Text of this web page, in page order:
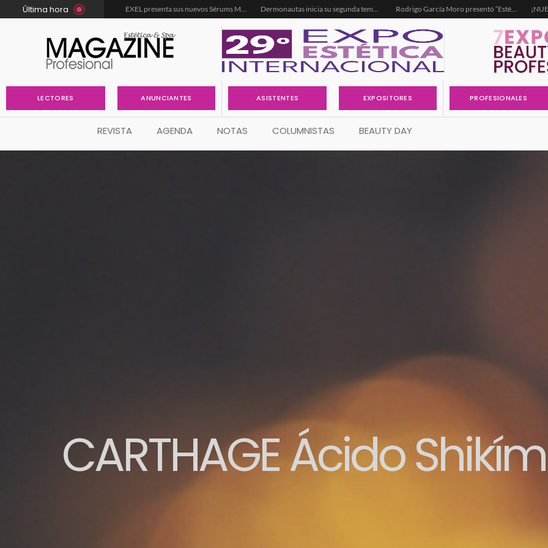
Última hora EXEL presenta sus nuevos Sérums Multibenefit Dermonautas inicia su segunda temporada Rodrigo García Moro presentó “Estética Rica, Estética Pobre”, el libro que llega para cambiar la forma de pensar el negocio de la estética
LECTORES ANUNCIANTES ASISTENTES EXPOSITORES PROFESIONALES
REVISTA AGENDA NOTAS COLUMNISTAS BEAUTY DAY
CARTHAGE Ácido